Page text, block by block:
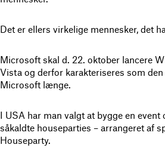
Det er ellers virkelige mennesker, det
Microsoft skal d. 22. oktober lancere
Vista og derfor karakteriseres som
Microsoft længe.
I USA har man valgt at bygge en event
såkaldte houseparties – arrangeret af
Houseparty.